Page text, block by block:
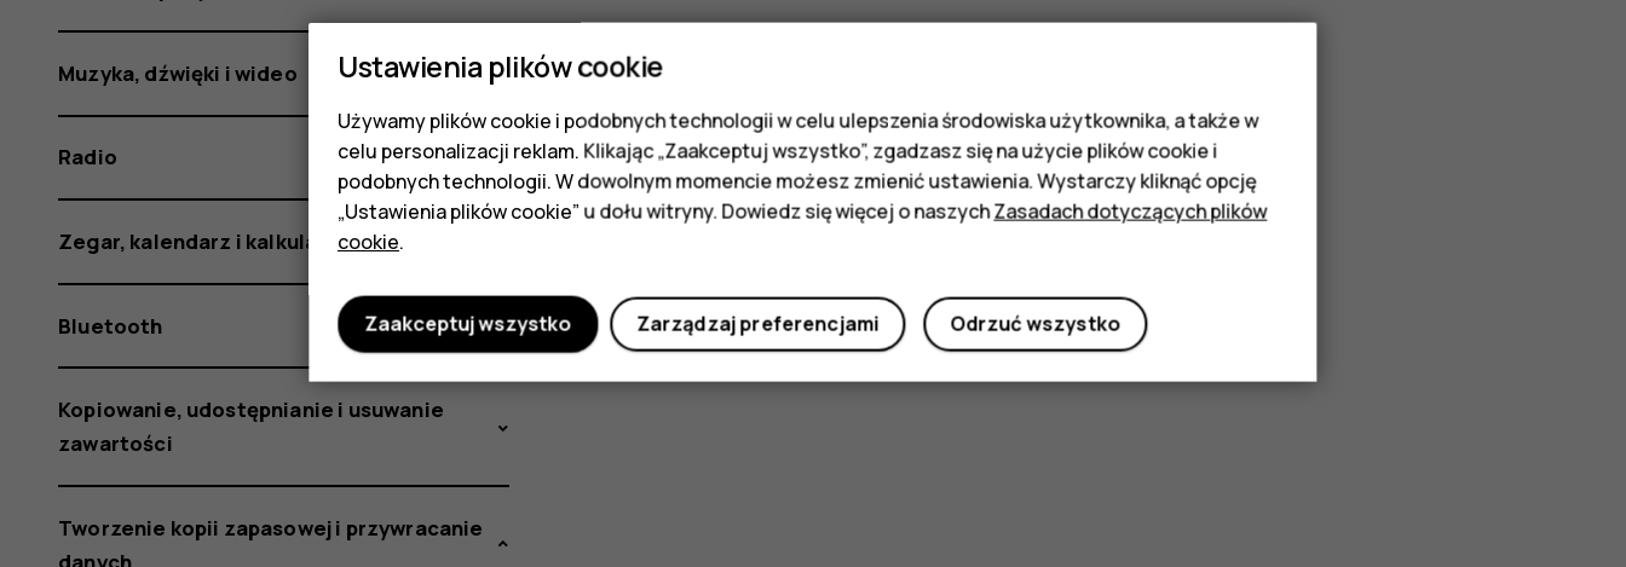
Muzyka, dźwięki i wideo
Radio
Zegar, kalendarz i kalkulator
Bluetooth
Kopiowanie, udostępnianie i usuwanie
zawartości
Tworzenie kopii zapasowej i przywracanie
danych
Ustawienia plików cookie
Używamy plików cookie i podobnych technologii w celu ulepszenia środowiska użytkownika, a także w
celu personalizacji reklam. Klikając „Zaakceptuj wszystko”, zgadzasz się na użycie plików cookie i
podobnych technologii. W dowolnym momencie możesz zmienić ustawienia. Wystarczy kliknąć opcję
„Ustawienia plików cookie” u dołu witryny. Dowiedz się więcej o naszychZasadach dotyczących plików
cookie.
Odrzuć wszystko
Zarządzaj preferencjami
Zaakceptuj wszystko